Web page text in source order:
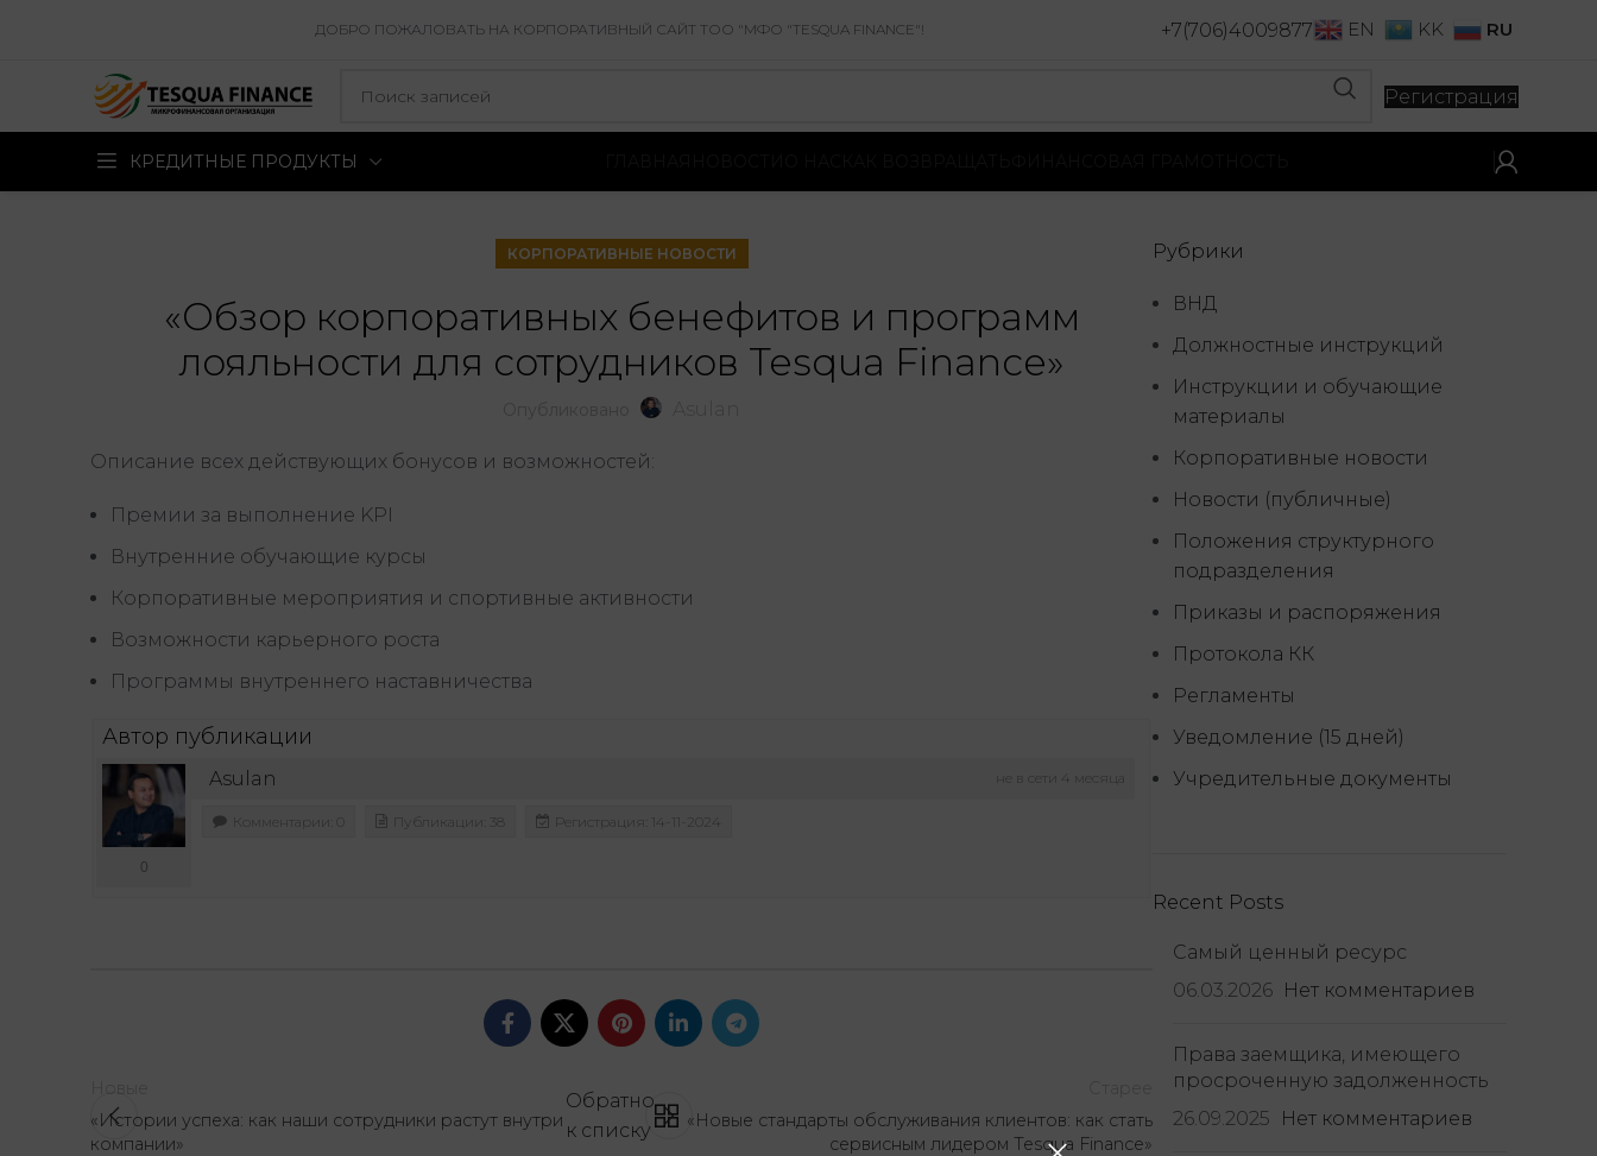
ДОБРО ПОЖАЛОВАТЬ НА КОРПОРАТИВНЫЙ САЙТ ТОО "МФО "TESQUA FINANCE"! +7(706)4009877 EN KK RU
Регистрация
КРЕДИТНЫЕ ПРОДУКТЫ
КОРПОРАТИВНЫЕ НОВОСТИ
«Обзор корпоративных бенефитов и программ
лояльности для сотрудников Tesqua Finance»
Описание всех действующих бонусов и возможностей:
Премии за выполнение KPI
Внутренние обучающие курсы
Корпоративные мероприятия и спортивные активности
Возможности карьерного роста
Программы внутреннего наставничества
Автор публикации
не в сети 4 месяца
Asulan
0
Комментарии: 0 Публикации: 38 Регистрация: 14-11-2024
«Истории успеха: как наши сотрудники растут внутри
компании»
Обратно
к списку
«Новые стандарты обслуживания клиентов: как стать
сервисным лидером Tesqua Finance»
Рубрики
ВНД
Должностные инструкций
Инструкции и обучающие
материалы
Корпоративные новости
Новости (публичные)
Положения структурного
подразделения
Приказы и распоряжения
Протокола КК
Регламенты
Уведомление (15 дней)
Учредительные документы
Recent Posts
Самый ценный ресурс
06.03.2026 Нет комментариев
Права заемщика, имеющего
просроченную задолженность
26.09.2025
Нет комментариев